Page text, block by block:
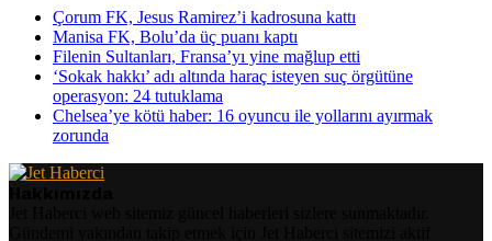
Çorum FK, Jesus Ramirez’i kadrosuna kattı
Manisa FK, Bolu’da üç puanı kaptı
Filenin Sultanları, Fransa’yı yine mağlup etti
‘Sokak hakkı’ adı altında haraç isteyen suç örgütüne
operasyon: 24 tutuklama
Chelsea’ye kötü haber: 16 oyuncu ile yollarını ayırmak
zorunda